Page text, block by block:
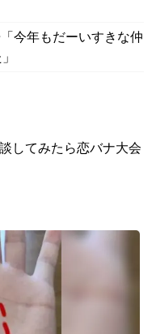
今年もだーいすきな仲
してみたら恋バナ大会